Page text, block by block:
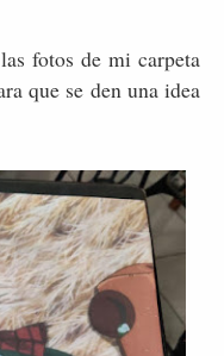
fotos de mi carpeta
que se den una idea